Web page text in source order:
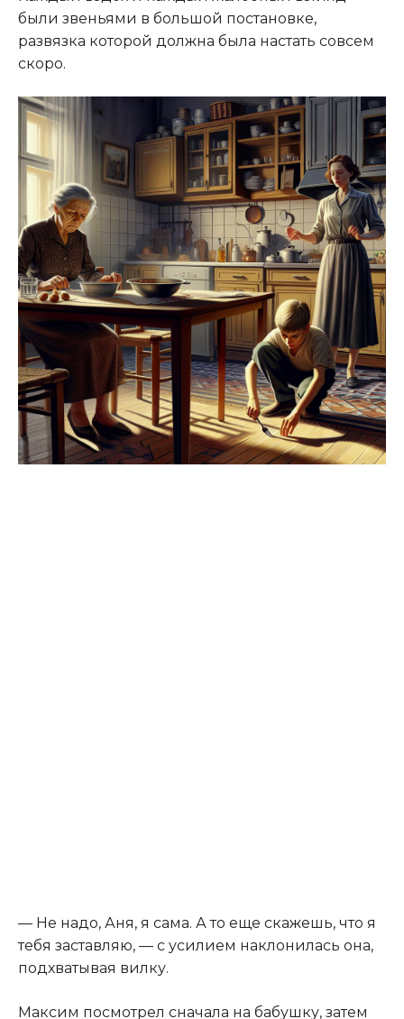
были звеньями в большой постановке,
развязка которой должна была настать совсем
скоро.
— Не надо, Аня, я сама. А то еще скажешь, что я
тебя заставляю, — с усилием наклонилась она,
подхватывая вилку.
Максим посмотрел сначала на бабушку, затем